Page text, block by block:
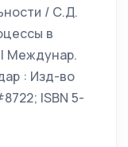
/ С.Д.
в
Междунар.
: Изд-во
ISBN 5-